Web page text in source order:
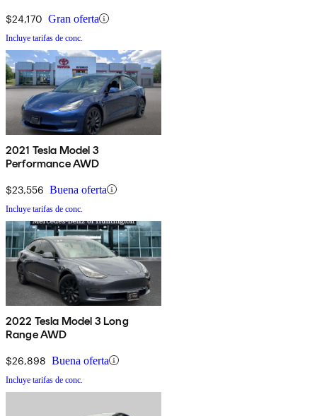
$24,170 Gran oferta
Incluye tarifas de conc.
2021 Tesla Model 3
Performance AWD
$23,556 Buena oferta
Incluye tarifas de conc.
2022 Tesla Model 3 Long
Range AWD
$26,898 Buena oferta
Incluye tarifas de conc.